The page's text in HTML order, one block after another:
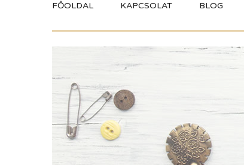
FŐOLDAL KAPCSOLAT BLOG
Itt megtalálhatod a fonaloázis által
forgalmazott összes terméket